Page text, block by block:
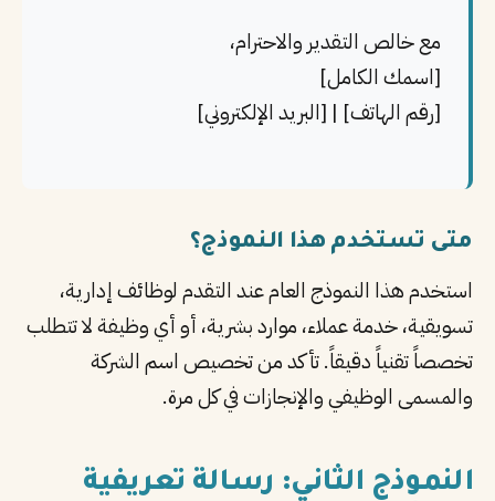
مع خالص التقدير والاحترام،
[اسمك الكامل]
[رقم الهاتف] | [البريد الإلكتروني]
متى تستخدم هذا النموذج؟
استخدم هذا النموذج العام عند التقدم لوظائف إدارية،
تسويقية، خدمة عملاء، موارد بشرية، أو أي وظيفة لا تتطلب
تخصصاً تقنياً دقيقاً. تأكد من تخصيص اسم الشركة
والمسمى الوظيفي والإنجازات في كل مرة.
النموذج الثاني: رسالة تعريفية